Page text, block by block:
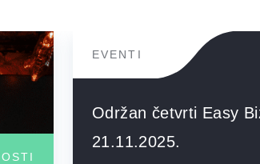
EVENTI
Održan četvrti Easy
21.11.2025.